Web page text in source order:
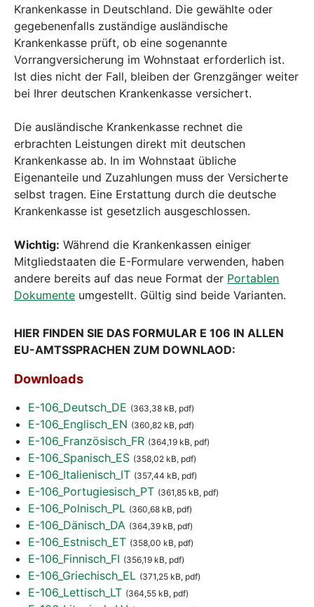
Krankenkasse in Deutschland. Die gewählte oder
gegebenenfalls zuständige ausländische
Krankenkasse prüft, ob eine sogenannte
Vorrangversicherung im Wohnstaat erforderlich ist.
Ist dies nicht der Fall, bleiben der Grenzgänger weiter
bei Ihrer deutschen Krankenkasse versichert.
Die ausländische Krankenkasse rechnet die
erbrachten Leistungen direkt mit deutschen
Krankenkasse ab. In im Wohnstaat übliche
Eigenanteile und Zuzahlungen muss der Versicherte
selbst tragen. Eine Erstattung durch die deutsche
Krankenkasse ist gesetzlich ausgeschlossen.
Wichtig: Während die Krankenkassen einiger
Mitgliedstaaten die E-Formulare verwenden, haben
andere bereits auf das neue Format der Portablen
Dokumente umgestellt. Gültig sind beide Varianten.
HIER FINDEN SIE DAS FORMULAR E 106 IN ALLEN
EU-AMTSSPRACHEN ZUM DOWNLAOD:
Downloads
E-106_Deutsch_DE (363,38 kB, pdf)
E-106_Englisch_EN (360,82 kB, pdf)
E-106_Französisch_FR (364,19 kB, pdf)
E-106_Spanisch_ES (358,02 kB, pdf)
E-106_Italienisch_IT (357,44 kB, pdf)
E-106_Portugiesisch_PT (361,85 kB, pdf)
E-106_Polnisch_PL (360,68 kB, pdf)
E-106_Dänisch_DA (364,39 kB, pdf)
E-106_Estnisch_ET (358,00 kB, pdf)
E-106_Finnisch_FI (356,19 kB, pdf)
E-106_Griechisch_EL (371,25 kB, pdf)
E-106_Lettisch_LT (364,55 kB, pdf)